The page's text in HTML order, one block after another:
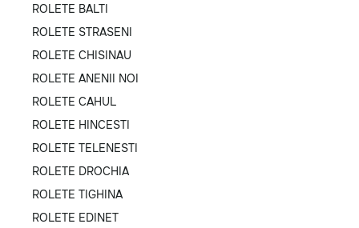
ROLETE BALTI
ROLETE STRASENI
ROLETE CHISINAU
ROLETE ANENII NOI
ROLETE CAHUL
ROLETE HINCESTI
ROLETE TELENESTI
ROLETE DROCHIA
ROLETE TIGHINA
ROLETE EDINET